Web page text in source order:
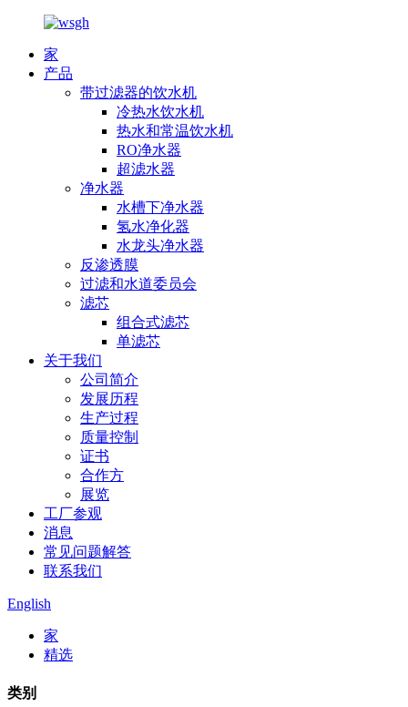
家
产品
带过滤器的饮水机
冷热水饮水机
热水和常温饮水机
RO净水器
超滤水器
净水器
水槽下净水器
氢水净化器
水龙头净水器
反渗透膜
过滤和水道委员会
滤芯
组合式滤芯
单滤芯
关于我们
公司简介
发展历程
生产过程
质量控制
证书
合作方
展览
工厂参观
消息
常见问题解答
联系我们
English
家
精选
类别